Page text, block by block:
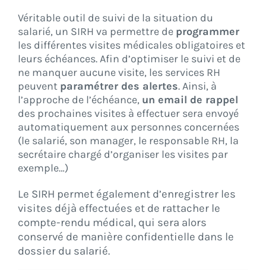
Véritable outil de suivi de la situation du
salarié, un SIRH va permettre de programmer
les différentes visites médicales obligatoires et
leurs échéances. Afin d’optimiser le suivi et de
ne manquer aucune visite, les services RH
peuvent paramétrer des alertes. Ainsi, à
l’approche de l’échéance, un email de rappel
des prochaines visites à effectuer sera envoyé
automatiquement aux personnes concernées
(le salarié, son manager, le responsable RH, la
secrétaire chargé d’organiser les visites par
exemple…)
Le SIRH permet également d’enregistrer les
visites déjà effectuées et de rattacher le
compte-rendu médical, qui sera alors
conservé de manière confidentielle dans le
dossier du salarié.